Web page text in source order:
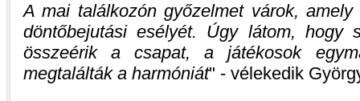
A mai találkozón győzelmet várok,
döntőbejutási esélyét. Úgy látom, hogy
összeérik a csapat, a játékosok
megtalálták a harmóniát - vélekedik